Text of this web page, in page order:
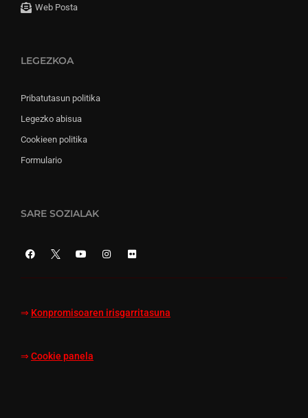
Web Posta
LEGEZKOA
Pribatutasun politika
Legezko abisua
Cookieen politika
Formulario
SARE SOZIALAK
⇒ Konpromisoaren irisgarritasuna
⇒ Cookie panela